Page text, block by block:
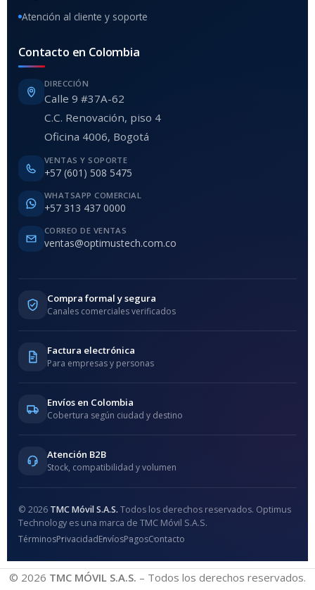
Atención al cliente y soporte
Contacto en Colombia
DIRECCIÓN
Calle 9 #37A-62
C.C. Renovación, piso 4
Oficina 4006, Bogotá
VENTAS Y SOPORTE
+57 (601) 508 5475
WHATSAPP COMERCIAL
+57 313 437 0000
CORREO DE VENTAS
ventas@optimustech.com.co
Compra formal y segura
Canales comerciales verificados
Factura electrónica
Para empresas y personas
Envíos en Colombia
Cobertura según ciudad y destino
Atención B2B
Stock, compatibilidad y volumen
© 2026 TMC Móvil S.A.S. Todos los derechos reservados. Optimus
Technology es una marca de TMC Móvil S.A.S.
TérminosPrivacidadEnvíosPagosContacto
© 2026 TMC MÓVIL S.A.S. – Todos los derechos reservados.